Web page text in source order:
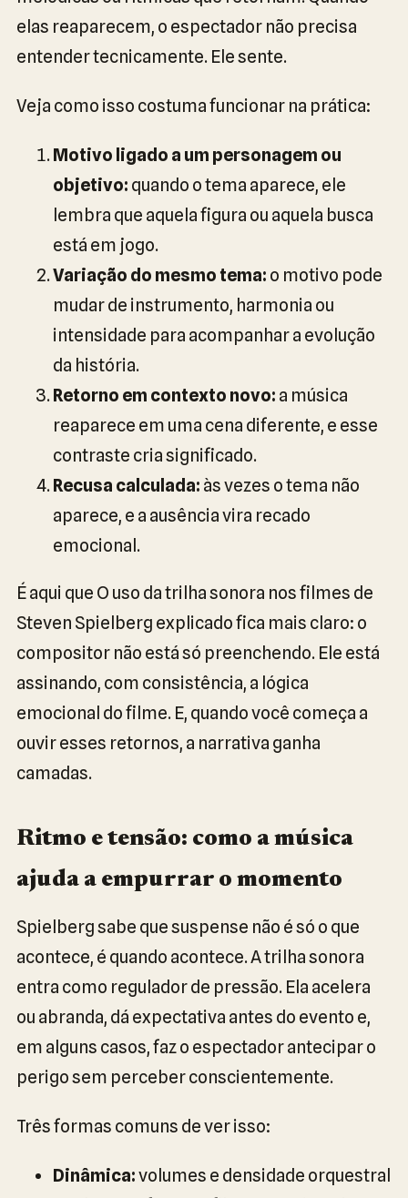
elas reaparecem, o espectador não precisa
entender tecnicamente. Ele sente.
Veja como isso costuma funcionar na prática:
Motivo ligado a um personagem ou
objetivo: quando o tema aparece, ele
lembra que aquela figura ou aquela busca
está em jogo.
Variação do mesmo tema: o motivo pode
mudar de instrumento, harmonia ou
intensidade para acompanhar a evolução
da história.
Retorno em contexto novo: a música
reaparece em uma cena diferente, e esse
contraste cria significado.
Recusa calculada: às vezes o tema não
aparece, e a ausência vira recado
emocional.
É aqui que O uso da trilha sonora nos filmes de
Steven Spielberg explicado fica mais claro: o
compositor não está só preenchendo. Ele está
assinando, com consistência, a lógica
emocional do filme. E, quando você começa a
ouvir esses retornos, a narrativa ganha
camadas.
Ritmo e tensão: como a música
ajuda a empurrar o momento
Spielberg sabe que suspense não é só o que
acontece, é quando acontece. A trilha sonora
entra como regulador de pressão. Ela acelera
ou abranda, dá expectativa antes do evento e,
em alguns casos, faz o espectador antecipar o
perigo sem perceber conscientemente.
Três formas comuns de ver isso:
Dinâmica:volumes e densidade orquestral